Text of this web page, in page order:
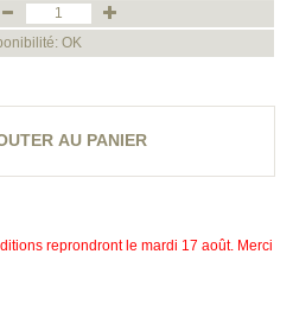
OK
AU PANIER
reprondront le mardi 17 août. Merci